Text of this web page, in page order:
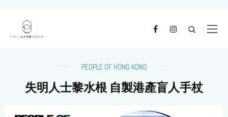
PEOPLE OF HONG KONG
失明人士黎水根 自製港產盲人手杖